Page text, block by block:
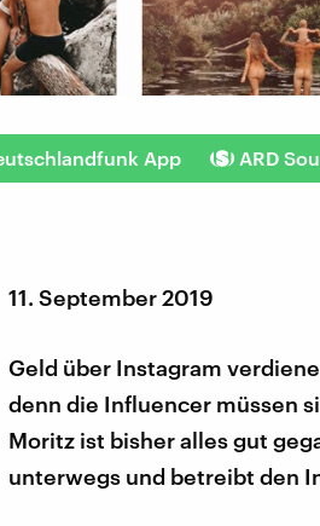
App ARD
11. September 2019
Geld über Instagram
denn die Influencer müssen
Moritz ist bisher alles gut
unterwegs und betreibt den